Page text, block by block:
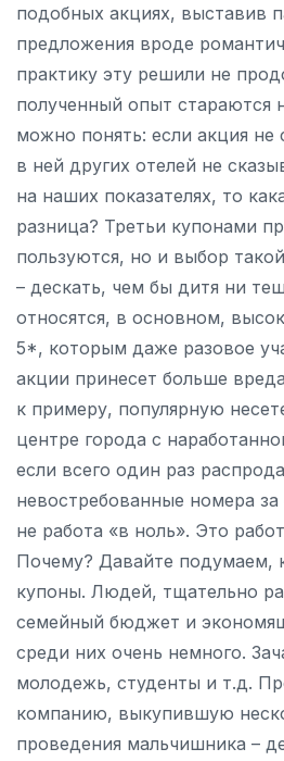
подобных акциях, выставив
предложения вроде
практику эту решили не
полученный опыт стараются
можно понять: если акция не
в ней других отелей не
на наших показателях, то
разница? Третьи купонами
пользуются, но и выбор
– дескать, чем бы дитя ни
относятся, в основном,
5*, которым даже разовое
акции принесет больше
к примеру, популярную
центре города с
если всего один раз
невостребованные номера
не работа «в ноль». Это
Почему? Давайте подумаем,
купоны. Людей, тщательно
семейный бюджет и
среди них очень немного.
молодежь, студенты и т.д.
компанию, выкупившую
проведения мальчишника –